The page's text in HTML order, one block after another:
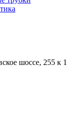
шоссе, 255 к 1